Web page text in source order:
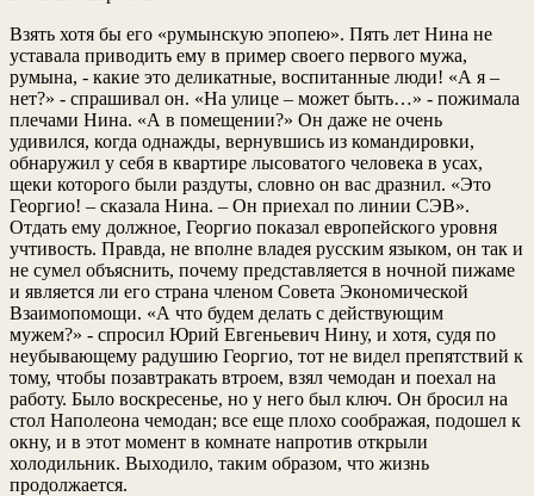
Взять хотя бы его «румынскую эпопею». Пять лет Нина не
уставала приводить ему в пример своего первого мужа,
румына, - какие это деликатные, воспитанные люди! «А я –
нет?» - спрашивал он. «На улице – может быть…» - пожимала
плечами Нина. «А в помещении?» Он даже не очень
удивился, когда однажды, вернувшись из командировки,
обнаружил у себя в квартире лысоватого человека в усах,
щеки которого были раздуты, словно он вас дразнил. «Это
Георгио! – сказала Нина. – Он приехал по линии СЭВ».
Отдать ему должное, Георгио показал европейского уровня
учтивость. Правда, не вполне владея русским языком, он так и
не сумел объяснить, почему представляется в ночной пижаме
и является ли его страна членом Совета Экономической
Взаимопомощи. «А что будем делать с действующим
мужем?» - спросил Юрий Евгеньевич Нину, и хотя, судя по
неубывающему радушию Георгио, тот не видел препятствий к
тому, чтобы позавтракать втроем, взял чемодан и поехал на
работу. Было воскресенье, но у него был ключ. Он бросил на
стол Наполеона чемодан; все еще плохо соображая, подошел к
окну, и в этот момент в комнате напротив открыли
холодильник. Выходило, таким образом, что жизнь
продолжается.